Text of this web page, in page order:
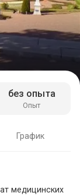
Опыт
без опыта
График
медицинских